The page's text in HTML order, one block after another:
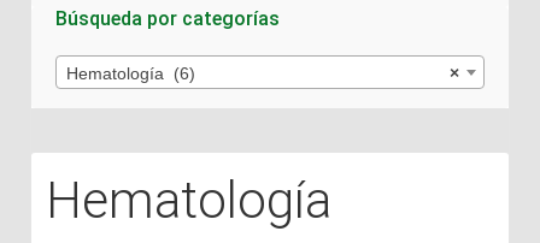
Búsqueda por categorías
×
Hematología (6)
Hematología